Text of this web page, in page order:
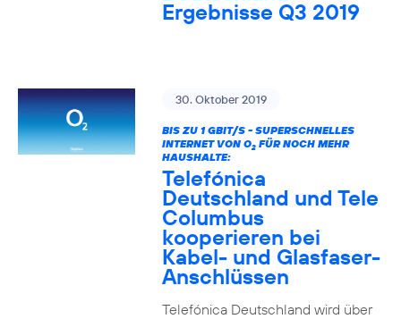
Ergebnisse Q3 2019
30. Oktober 2019
BIS ZU 1 GBIT/S - SUPERSCHNELLES
INTERNET VON O2FÜR NOCH MEHR
HAUSHALTE:
Telefónica
Deutschland und Tele
Columbus
kooperieren bei
Kabel- und Glasfaser-
Anschlüssen
Telefónica Deutschland wird über